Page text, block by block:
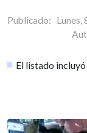
Publicado: Lunes,
El listado